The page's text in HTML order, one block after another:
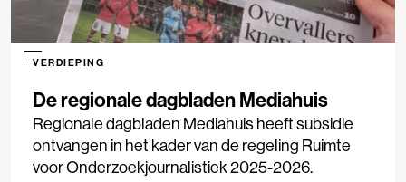
De regionale dagbladen Mediahuis
VERDIEPING
Regionale dagbladen Mediahuis heeft subsidie
ontvangen in het kader van de regeling Ruimte
voor Onderzoekjournalistiek 2025-2026.